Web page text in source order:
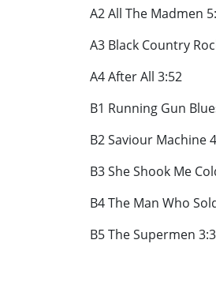
A2 All The Madmen
A3 Black Country
A4 After All 3:52
B1 Running Gun
B2 Saviour Machine
B3 She Shook Me
B4 The Man Who
B5 The Supermen